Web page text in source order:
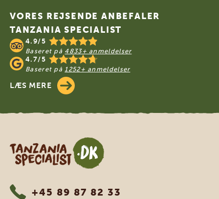
VORES REJSENDE ANBEFALER
TANZANIA SPECIALIST
4.9/5
Baseret på 4833+ anmeldelser
4.7/5
Baseret på 1252+ anmeldelser
LÆS MERE
Tanzania Specialist
+45 89 87 82 33